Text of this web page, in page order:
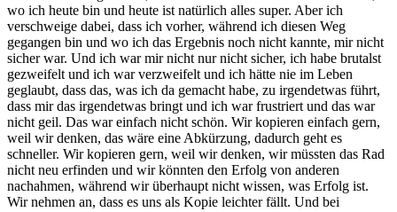
wo ich heute bin und heute ist natürlich alles super. Aber ich
verschweige dabei, dass ich vorher, während ich diesen Weg
gegangen bin und wo ich das Ergebnis noch nicht kannte, mir nicht
sicher war. Und ich war mir nicht nur nicht sicher, ich habe brutalst
gezweifelt und ich war verzweifelt und ich hätte nie im Leben
geglaubt, dass das, was ich da gemacht habe, zu irgendetwas führt,
dass mir das irgendetwas bringt und ich war frustriert und das war
nicht geil. Das war einfach nicht schön. Wir kopieren einfach gern,
weil wir denken, das wäre eine Abkürzung, dadurch geht es
schneller. Wir kopieren gern, weil wir denken, wir müssten das Rad
nicht neu erfinden und wir könnten den Erfolg von anderen
nachahmen, während wir überhaupt nicht wissen, was Erfolg ist.
Wir nehmen an, dass es uns als Kopie leichter fällt. Und bei